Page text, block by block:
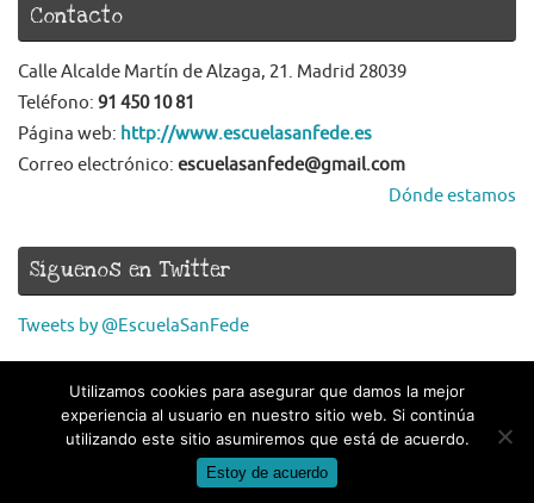
Contacto
Calle Alcalde Martín de Alzaga, 21. Madrid 28039
Teléfono: 91 450 10 81
Página web: http://www.escuelasanfede.es
Correo electrónico: escuelasanfede@gmail.com
Dónde estamos
Síguenos en Twitter
Tweets by @EscuelaSanFede
Funciona con
Utilizamos cookies para asegurar que damos la mejor
experiencia al usuario en nuestro sitio web. Si continúa
utilizando este sitio asumiremos que está de acuerdo.
Estoy de acuerdo